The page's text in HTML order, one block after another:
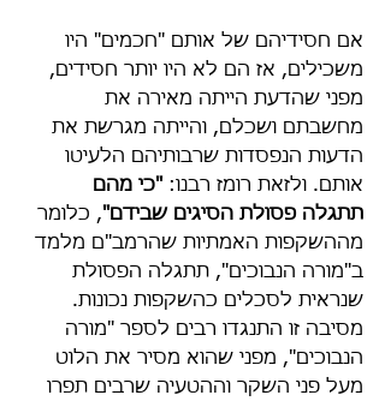
אם חסידיהם של אותם "חכמים" היו
משכילים, אז הם לא היו יותר חסידים,
מפני שהדעת הייתה מאירה את
מחשבתם ושכלם, והייתה מגרשת את
הדעות הנפסדות שרבותיהם הלעיטו
אותם. ולזאת רומז רבנו: "כי מהם
תתגלה פסולת הסיגים שבידם", כלומר
מההשקפות האמתיות שהרמב"ם מלמד
ב"מורה הנבוכים", תתגלה הפסולת
שנראית לסכלים כהשקפות נכונות.
מסיבה זו התנגדו רבים לספר "מורה
הנבוכים", מפני שהוא מסיר את הלוט
מעל פני השקר וההטעיה שרבים תפרו